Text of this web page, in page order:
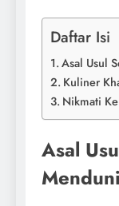
Daftar Isi
Asal Usul
Kuliner
Nikmati
Asal